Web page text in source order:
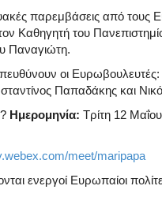
παρεμβάσεις από τους
του
Παναγιώτη.
οι
Παπαδάκης και
Ημερομηνία: Τρίτη 12
meet/maripapa
ενεργοί Ευρωπαίοι